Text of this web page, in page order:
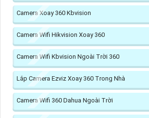
Camera Xoay 360 Kbvision
Camera Wifi Hikvision Xoay 360
Camera Wifi Kbvision Ngoài Trời 360
Lắp Camera Ezviz Xoay 360 Trong Nhà
Camera Wifi 360 Dahua Ngoài Trời